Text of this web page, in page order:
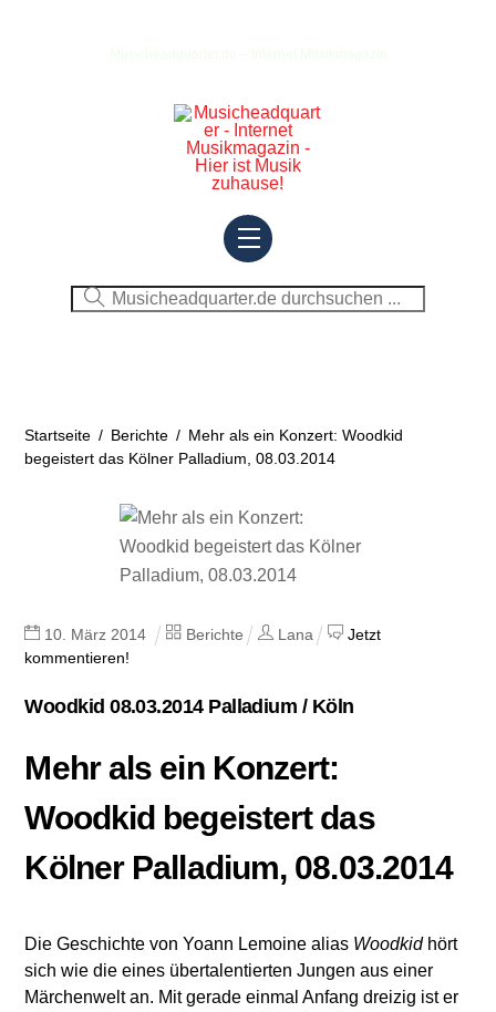
Menu
Startseite / Berichte / Mehr als ein Konzert: Woodkid
begeistert das Kölner Palladium, 08.03.2014
10 März 2014 Berichte Lana
Jetzt
kommentieren!
Woodkid 08.03.2014 Palladium / Köln
Mehr als ein Konzert:
Woodkid begeistert das
Kölner Palladium, 08.03.2014
Die Geschichte von Yoann Lemoine alias Woodkidhört
sich wie die eines übertalentierten Jungen aus einer
Märchenwelt an. Mit gerade einmal Anfang dreizig ist er